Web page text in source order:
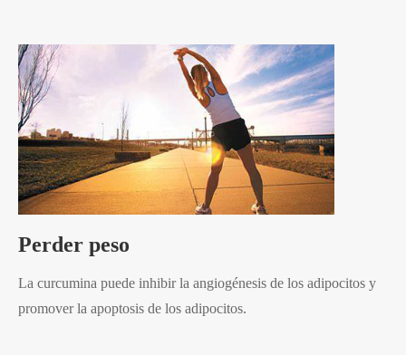
Perder peso
La curcumina puede inhibir la angiogénesis de los adipocitos y
promover la apoptosis de los adipocitos.